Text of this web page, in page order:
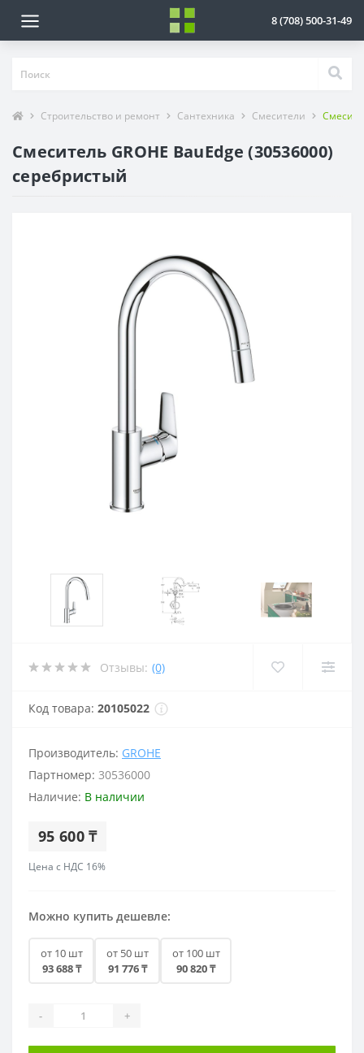
8 (708) 500-31-49
Строительство и ремонт Сантехника Смесители
Смеситель GROHE BauEdge (30536000)
серебристый
Отзывы: (0)
Код товара: 20105022
Производитель: GROHE
Партномер: 30536000
Наличие: В наличии
95 600 ₸
Цена с НДС 16%
Можно купить дешевле:
от 10 шт
93 688 ₸
от 50 шт
91 776 ₸
от 100 шт
90 820 ₸
- +